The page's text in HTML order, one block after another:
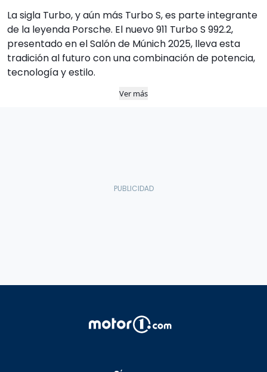
La sigla Turbo, y aún más Turbo S, es parte integrante
de la leyenda Porsche. El nuevo 911 Turbo S 992.2,
presentado en el Salón de Múnich 2025, lleva esta
tradición al futuro con una combinación de potencia,
tecnología y estilo.
Ver más